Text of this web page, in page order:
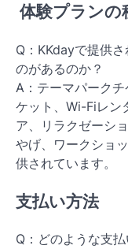
体験プランの
Q：KKdayで提供
のがあるのか？
A：テーマパーク
ケット、Wi-Fiレン
ア、リラクゼーシ
やげ、ワークショ
供されています。
支払い方法
Q：どのような支